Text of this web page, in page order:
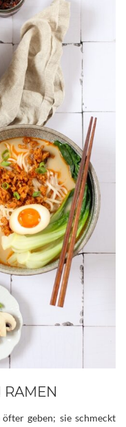
RAMEN
geben; sie schmeckt